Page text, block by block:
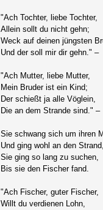
"Ach Tochter, liebe Tochter,
Allein sollt du nicht gehn;
Weck auf deinen jüngsten
Und der soll mir dir gehn." –
"Ach Mutter, liebe Mutter,
Mein Bruder ist ein Kind;
Der schießt ja alle Vöglein,
Die an dem Strande sind." –
Sie schwang sich um ihren
Und ging wohl an den Strand,
Sie ging so lang zu suchen,
Bis sie den Fischer fand.
"Ach Fischer, guter Fischer,
Willt du verdienen Lohn,